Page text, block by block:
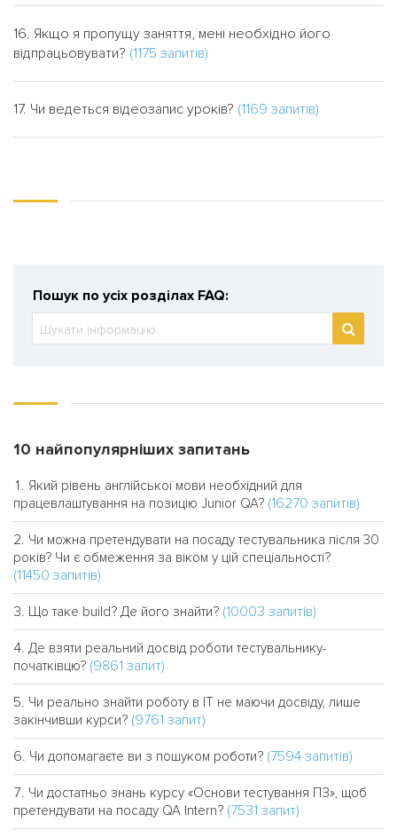
16. Якщо я пропущу заняття, мені необхідно його
відпрацьовувати? (1175 запитів)
17. Чи ведеться відеозапис уроків? (1169 запитів)
Пошук по усіх розділах FAQ:
10 найпопулярніших запитань
Який рівень англійської мови необхідний для
працевлаштування на позицію Junior QA? (16270 запитів)
Чи можна претендувати на посаду тестувальника після 30
років? Чи є обмеження за віком у цій спеціальності?
(11450 запитів)
Що таке build? Де його знайти? (10003 запитів)
Де взяти реальний досвід роботи тестувальнику-
початківцю? (9861 запит)
Чи реально знайти роботу в IT не маючи досвіду, лише
закінчивши курси? (9761 запит)
Чи допомагаєте ви з пошуком роботи? (7594 запитів)
Чи достатньо знань курсу «Основи тестування ПЗ», щоб
претендувати на посаду QA Intern? (7531 запит)